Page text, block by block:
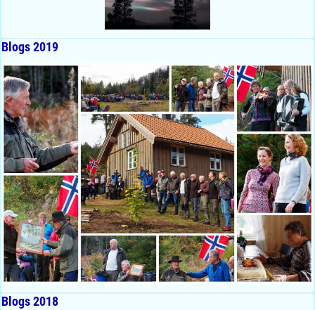
Blogs 2019
Blogs 2018